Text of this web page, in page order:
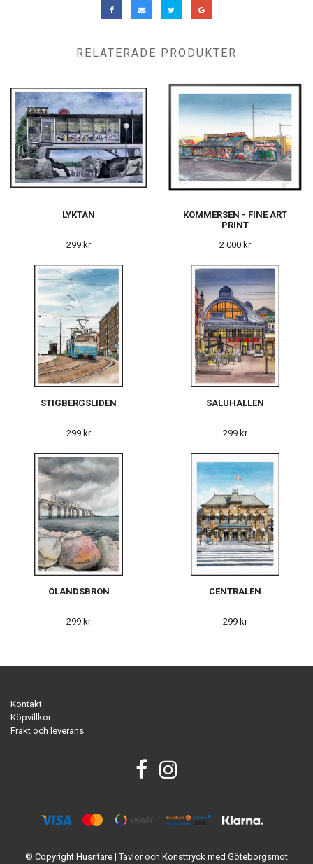
RELATERADE PRODUKTER
LYKTAN
299 kr
KOMMERSEN - FINE ART
PRINT
2 000 kr
STIGBERGSLIDEN
299 kr
SALUHALLEN
299 kr
ÖLANDSBRON
299 kr
CENTRALEN
299 kr
Kontakt
Köpvillkor
Frakt och leverans
© Copyright Husritare | Tavlor och Konsttryck med Göteborgsmot